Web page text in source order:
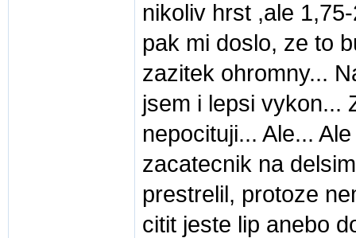
nikoliv hrst ,ale
pak mi doslo, ze to
zazitek ohromny...
jsem i lepsi vykon...
nepocituji... Ale...
zacatecnik na
prestrelil, protoze
citit jeste lip anebo